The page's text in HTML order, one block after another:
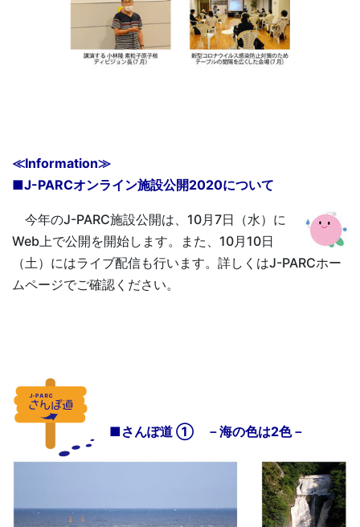
≪Information≫
■J-PARCオンライン施設公開2020について
今年のJ-PARC施設公開は、10月7日（水）に
Web上で公開を開始します。また、10月10日
（土）にはライブ配信も行います。詳しくはJ-PARCホー
ムページでご確認ください。
■さんぽ道 ① －海の色は2色－